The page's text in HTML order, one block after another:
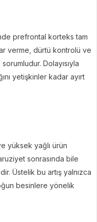
prefrontal korteks tam
verme, dürtü kontrolü ve
Dolayısıyla
yetişkinler kadar ayırt
yüksek yağlı ürün
sonrasında bile
Üstelik bu artış yalnızca
besinlere yönelik